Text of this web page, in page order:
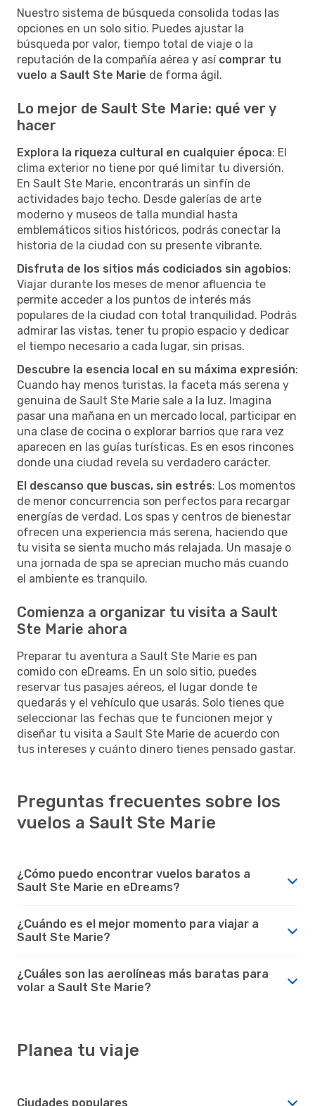
Nuestro sistema de búsqueda consolida todas las
opciones en un solo sitio. Puedes ajustar la
búsqueda por valor, tiempo total de viaje o la
reputación de la compañía aérea y así comprar tu
vuelo a Sault Ste Marie de forma ágil.
Lo mejor de Sault Ste Marie: qué ver y
hacer
Explora la riqueza cultural en cualquier época: El
clima exterior no tiene por qué limitar tu diversión.
En Sault Ste Marie, encontrarás un sinfín de
actividades bajo techo. Desde galerías de arte
moderno y museos de talla mundial hasta
emblemáticos sitios históricos, podrás conectar la
historia de la ciudad con su presente vibrante.
Disfruta de los sitios más codiciados sin agobios:
Viajar durante los meses de menor afluencia te
permite acceder a los puntos de interés más
populares de la ciudad con total tranquilidad. Podrás
admirar las vistas, tener tu propio espacio y dedicar
el tiempo necesario a cada lugar, sin prisas.
Descubre la esencia local en su máxima expresión:
Cuando hay menos turistas, la faceta más serena y
genuina de Sault Ste Marie sale a la luz. Imagina
pasar una mañana en un mercado local, participar en
una clase de cocina o explorar barrios que rara vez
aparecen en las guías turísticas. Es en esos rincones
donde una ciudad revela su verdadero carácter.
El descanso que buscas, sin estrés: Los momentos
de menor concurrencia son perfectos para recargar
energías de verdad. Los spas y centros de bienestar
ofrecen una experiencia más serena, haciendo que
tu visita se sienta mucho más relajada. Un masaje o
una jornada de spa se aprecian mucho más cuando
el ambiente es tranquilo.
Comienza a organizar tu visita a Sault
Ste Marie ahora
Preparar tu aventura a Sault Ste Marie es pan
comido con eDreams. En un solo sitio, puedes
reservar tus pasajes aéreos, el lugar donde te
quedarás y el vehículo que usarás. Solo tienes que
seleccionar las fechas que te funcionen mejor y
diseñar tu visita a Sault Ste Marie de acuerdo con
tus intereses y cuánto dinero tienes pensado gastar.
Preguntas frecuentes sobre los
vuelos a Sault Ste Marie
¿Cómo puedo encontrar vuelos baratos a
Sault Ste Marie en eDreams?
¿Cuándo es el mejor momento para viajar a
Sault Ste Marie?
¿Cuáles son las aerolíneas más baratas para
volar a Sault Ste Marie?
Planea tu viaje
Ciudades populares